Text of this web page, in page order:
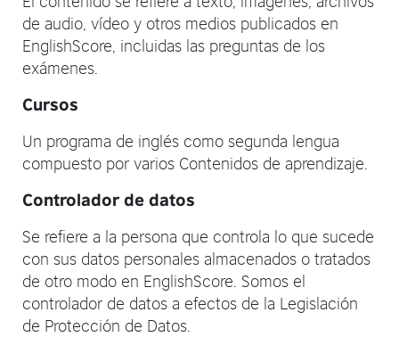
de audio, vídeo y otros medios publicados en
EnglishScore, incluidas las preguntas de los
exámenes.
Cursos
Un programa de inglés como segunda lengua
compuesto por varios Contenidos de aprendizaje.
Controlador de datos
Se refiere a la persona que controla lo que sucede
con sus datos personales almacenados o tratados
de otro modo en EnglishScore. Somos el
controlador de datos a efectos de la Legislación
de Protección de Datos.